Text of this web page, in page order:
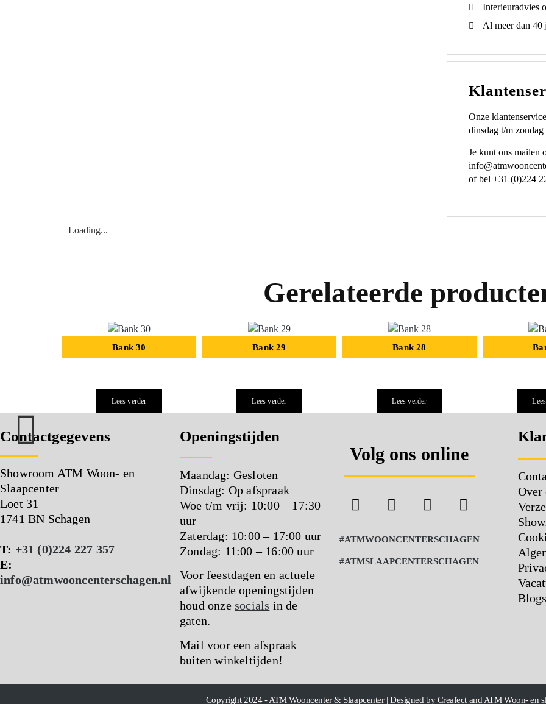
Interieuradvies
Al meer dan 40
Onze
dinsdag t/m
Je kunt ons mailen
of bel +31 (0)224
Loading...
Gerelateerde
Bank 30
Lees verder
Bank 29
Lees verder
Bank 28
Lees verder
Contactgegevens
Showroom ATM Woon- en
Slaapcenter
Loet 31
1741 BN Schagen
T: +31 (0)224 227 357
E:
info@atmwooncenterschagen.nl
Openingstijden
Maandag: Gesloten
Dinsdag: Op afspraak
Woe t/m vrij: 10:00 – 17:30
uur
Zaterdag: 10:00 – 17:00 uur
Zondag: 11:00 – 16:00 uur
Voor feestdagen en actuele
afwijkende openingstijden
houd onze socials in de
gaten.
Mail voor een afspraak
buiten winkeltijden!
Volg ons online
#ATMWOONCENTERSCHAGEN
#ATMSLAAPCENTERSCHAGEN
Over
Blogs
Copyright 2024 - ATM Wooncenter & Slaapcenter | Designed by Creafect and ATM Woon- en